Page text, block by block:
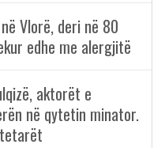
Vlorë, deri në 80
edhe me alergjitë
aktorët e
në qytetin minator.